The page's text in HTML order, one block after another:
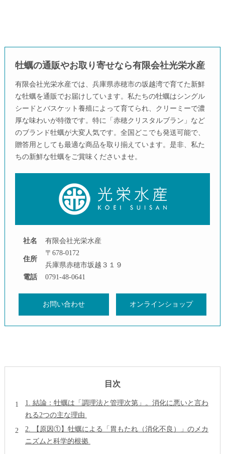
牡蠣の通販やお取り寄せなら有限会社光栄水産
有限会社光栄水産では、兵庫県赤穂市の坂越湾で育てた新鮮
な牡蠣を通販でお届けしています。私たちの牡蠣はシングル
シードとバスケット養殖によって育てられ、クリーミーで濃
厚な味わいが特徴です。特に「赤穂クリスタルブラン」など
のブランド牡蠣が大変人気です。全国どこでも発送可能で、
贈答用としても最適な商品を取り揃えています。是非、私た
ちの新鮮な牡蠣をご賞味くださいませ。
社名 有限会社光栄水産
住所
〒678-0172
兵庫県赤穂市坂越３１９
電話
0791-48-0641
お問い合わせ オンラインショップ
目次
1. 結論：牡蠣は「調理法と管理次第」。消化に悪いと言わ
れる2つの主な理由
2. 【原因①】牡蠣による「胃もたれ（消化不良）」のメカ
ニズムと科学的根拠